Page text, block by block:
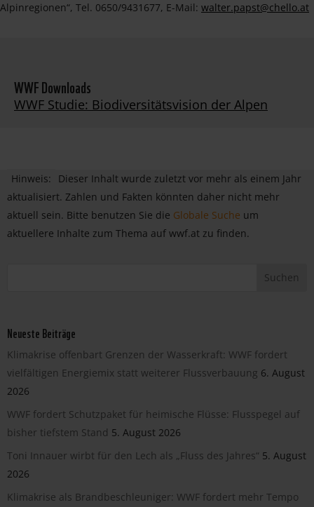
Alpinregionen“, Tel. 0650/9431677, E-Mail: walter.papst@chello.at
WWF Downloads
WWF Studie: Biodiversitätsvision der Alpen
Hinweis:
Dieser Inhalt wurde zuletzt vor mehr als einem Jahr
aktualisiert. Zahlen und Fakten könnten daher nicht mehr
aktuell sein. Bitte benutzen Sie die Globale Suche um
aktuellere Inhalte zum Thema auf wwf.at zu finden.
Neueste Beiträge
Klimakrise offenbart Grenzen der Wasserkraft: WWF fordert
vielfältigen Energiemix statt weiterer Flussverbauung 6. August
2026
WWF fordert Schutzpaket für heimische Flüsse: Flusspegel auf
bisher tiefstem Stand 5. August 2026
Toni Innauer wirbt für den Lech als „Fluss des Jahres“ 5. August
2026
Klimakrise als Brandbeschleuniger: WWF fordert mehr Tempo